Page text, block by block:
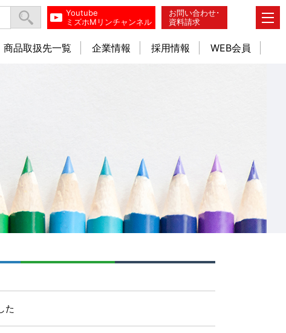
お問い合わせ･
資料請求
Youtube
ミズホMリンチャンネル
商品取扱先一覧 企業情報 採用情報 WEB会員
た